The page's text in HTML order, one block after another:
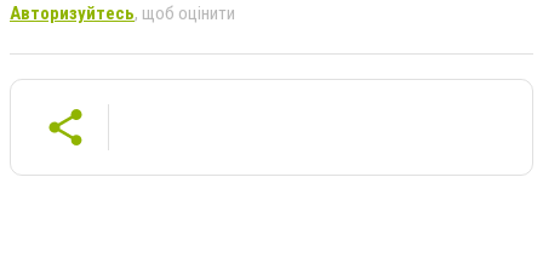
Авторизуйтесь, щоб оцінити